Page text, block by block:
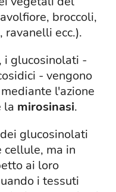
broccoli,
ecc.).
glucosinolati -
- vengono
mediante l'azione
la mirosinasi.
glucosinolati
cellule, ma in
ai loro
i tessuti